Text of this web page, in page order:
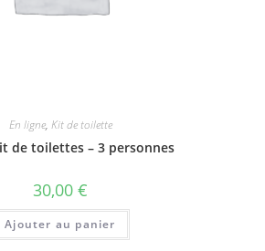
En ligne, Kit de toilette
de toilettes – 3 personnes
30,00 €
Ajouter au panier